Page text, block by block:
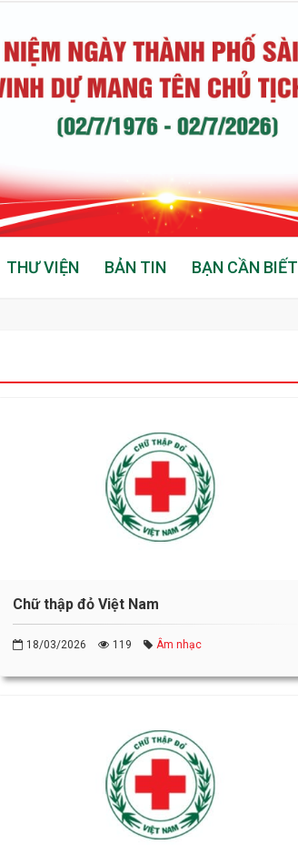
THƯ VIỆN BẢN TIN BẠN CẦN BIẾT
Chữ thập đỏ Việt Nam
18/03/2026 119 Âm nhạc